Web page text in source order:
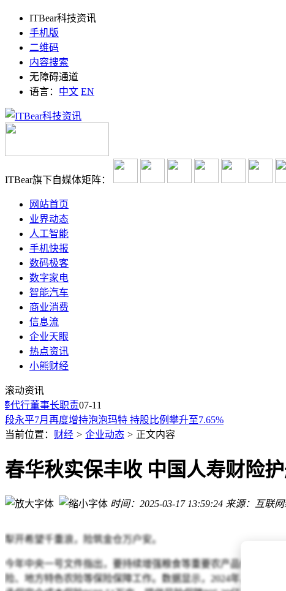
ITBear科技资讯
手机版
二维码
内容搜索
无障碍通道
语言： 中文 EN
ITBear旗下自媒体矩阵：
网站首页
业界动态
人工智能
手机快报
数码极客
数字家电
智能汽车
商业消费
信息流
企业天眼
热点资讯
小熊财经
滚动资讯
行董事长职责07-11
阿布扎比国家石油公司再向上海江南造船厂下单 增订4艘9亿美元
顺鑫农业人事变动：宋立松因工作调动辞任 康涛接棒代行董事长
量子计算生态初成 逻辑比特CEO王震：以“量子云”为钥开启商业
昆仑万维完成换届方汉掌舵，海外扩张“烧钱”不止，股价较年初跌
阿布扎比国家石油公司再向上海江南造船厂下单 增订4艘价值9亿
段永平7月再度增持泡泡玛特 持股比例攀升至7.65%
华茂股份上半年业绩预告：纺织主业盈利提升 金融资产变动致净
中国证监会国际司发令：源杰科技、赛诺医疗港股IPO需补充多项
阿布扎比国家石油公司再向上海江南造船厂下单 增订4艘9亿美元
当前位置： 财经 > 企业动态 > 正文内容
春华秋实保丰收 中国人寿财险
时间：2025-03-17 13:59:24 来源：互联网
犁开希望千重浪，险筑金仓万户安。
今年中央一号文件指出，要持续增强粮食等重要农产品供给保
险、地方特色农险等保险保障工作。数据显示，2024年，中国